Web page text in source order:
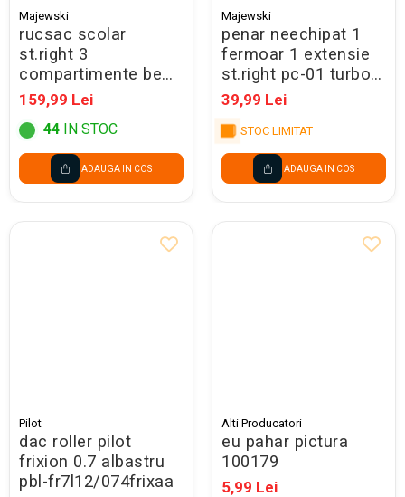
Majewski
rucsac scolar
st.right 3
compartimente be
capy bp-26 697265
159,99 Lei
44 IN STOC
ADAUGA IN COS
Majewski
penar neechipat 1
fermoar 1 extensie
st.right pc-01 turbo
kick 697425
39,99 Lei
STOC LIMITAT
ADAUGA IN COS
Pilot
dac roller pilot
frixion 0.7 albastru
pbl-fr7l12/074frixaa
Alti Producatori
eu pahar pictura
100179
5,99 Lei